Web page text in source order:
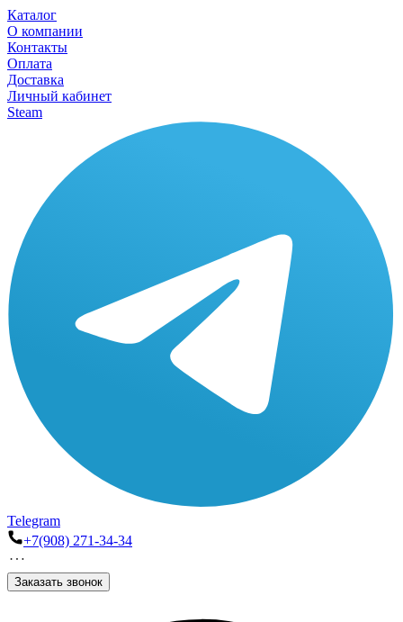
Каталог
О компании
Контакты
Оплата
Доставка
Личный кабинет
Steam
Telegram
+7(908) 271-34-34
Заказать звонок